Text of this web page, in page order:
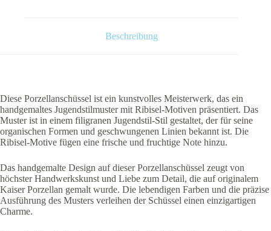
Beschreibung
Diese Porzellanschüssel ist ein kunstvolles Meisterwerk, das ein
handgemaltes Jugendstilmuster mit Ribisel-Motiven präsentiert. Das
Muster ist in einem filigranen Jugendstil-Stil gestaltet, der für seine
organischen Formen und geschwungenen Linien bekannt ist. Die
Ribisel-Motive fügen eine frische und fruchtige Note hinzu.
Das handgemalte Design auf dieser Porzellanschüssel zeugt von
höchster Handwerkskunst und Liebe zum Detail, die auf originalem
Kaiser Porzellan gemalt wurde. Die lebendigen Farben und die präzise
Ausführung des Musters verleihen der Schüssel einen einzigartigen
Charme.